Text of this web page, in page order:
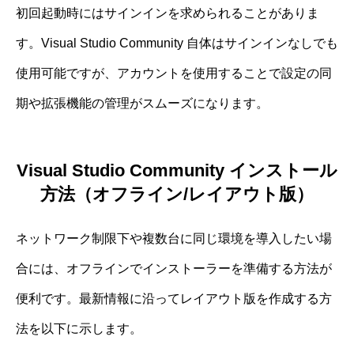
初回起動時にはサインインを求められることがありま
す。Visual Studio Community 自体はサインインなしでも
使用可能ですが、アカウントを使用することで設定の同
期や拡張機能の管理がスムーズになります。
Visual Studio Community インストール
方法（オフライン/レイアウト版）
ネットワーク制限下や複数台に同じ環境を導入したい場
合には、オフラインでインストーラーを準備する方法が
便利です。最新情報に沿ってレイアウト版を作成する方
法を以下に示します。